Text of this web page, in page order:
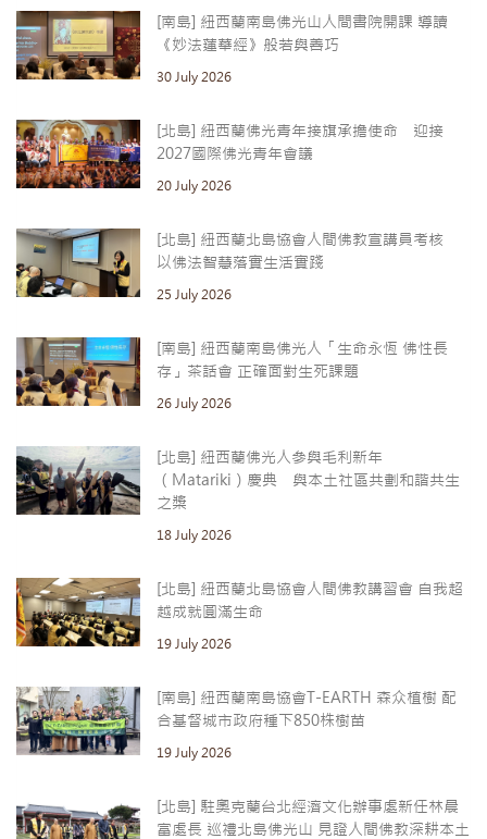
[南島] 紐西蘭南島佛光山人間書院開課 導讀
《妙法蓮華經》般若與善巧
30 July 2026
[北島] 紐西蘭佛光青年接旗承擔使命 迎接
2027國際佛光青年會議
20 July 2026
[北島] 紐西蘭北島協會人間佛教宣講員考核
以佛法智慧落實生活實踐
25 July 2026
[南島] 紐西蘭南島佛光人「生命永恆 佛性長
存」茶話會 正確面對生死課題
26 July 2026
[北島] 紐西蘭佛光人參與毛利新年
（Matariki）慶典 與本土社區共劃和諧共生
之槳
18 July 2026
[北島] 紐西蘭北島協會人間佛教講習會 自我超
越成就圓滿生命
19 July 2026
[南島] 紐西蘭南島協會T-EARTH 森众植樹 配
合基督城市政府種下850株樹苗
19 July 2026
[北島] 駐奧克蘭台北經濟文化辦事處新任林晨
富處長 巡禮北島佛光山 見證人間佛教深耕本土